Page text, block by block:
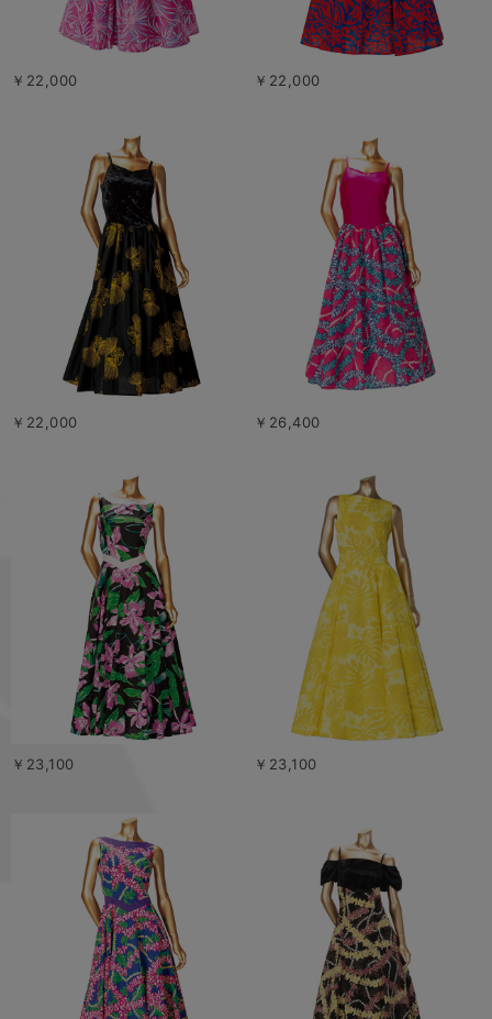
￥22,000 ￥22,000
￥22,000 ￥26,400
￥23,100 ￥23,100